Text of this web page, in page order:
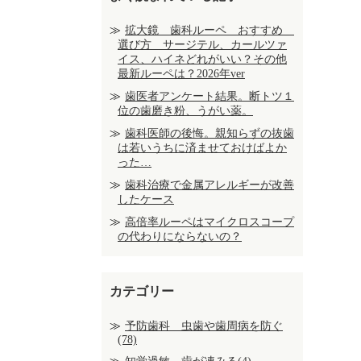
拡大鏡 歯科ルーペ おすすめ
選び方 サージテル、カールツァ
イス、ハイネどれがいい？その他
最新ルーペは？2026年ver
歯医者アンケート結果。断トツ１
位の歯磨き粉、うがい薬。
歯科医師の後悔。親知らずの抜歯
は若いうちに済ませておけばよか
った…
歯科治療で金属アレルギーが改善
したケース
高倍率ルーペはマイクロスコープ
の代わりにならないの？
カテゴリー
予防歯科 虫歯や歯周病を防ぐ
(78)